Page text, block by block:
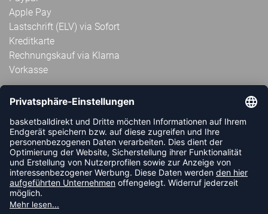
Apple Pay
Lastschrift (ELV) via Sofort
Kreditkarte
Rechnungskauf via Klarna
Vorkasse
ABONNIERE JETZT DEN KOSTENLOSEN
HANDBALLDIREKT-NEWSLETTER UND VERPASSE KEINE
NEUIGKEIT ODER AKTION MEHR.
JETZT ANMELDEN